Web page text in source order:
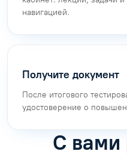
навигацией.
Получите документ
После итогового
удостоверение о
С вами